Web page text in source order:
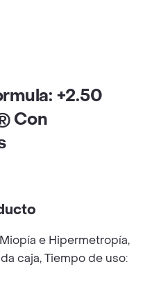
+2.50
Con
e Hipermetropía,
caja, Tiempo de uso: